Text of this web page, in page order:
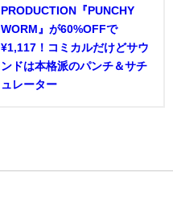
PRODUCTION『PUNCHY
WORM』が60%OFFで
¥1,117！コミカルだけどサウ
ンドは本格派のパンチ＆サチ
ュレーター